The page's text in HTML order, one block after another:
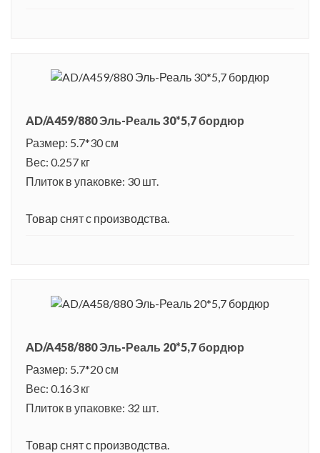
AD/A459/880 Эль-Реаль 30*5,7 бордюр
Размер: 5.7*30 см
Вес: 0.257 кг
Плиток в упаковке: 30 шт.
Товар снят с производства.
AD/A458/880 Эль-Реаль 20*5,7 бордюр
Размер: 5.7*20 см
Вес: 0.163 кг
Плиток в упаковке: 32 шт.
Товар снят с производства.